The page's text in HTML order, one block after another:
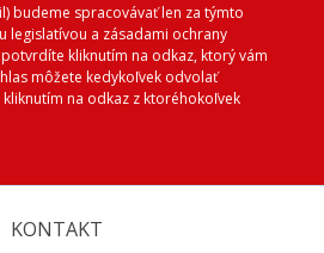
budeme spracovávať len za týmto
legislatívou a zásadami ochrany
kliknutím na odkaz, ktorý vám
môžete kedykoľvek odvolať
na odkaz z ktoréhokoľvek
KONTAKT